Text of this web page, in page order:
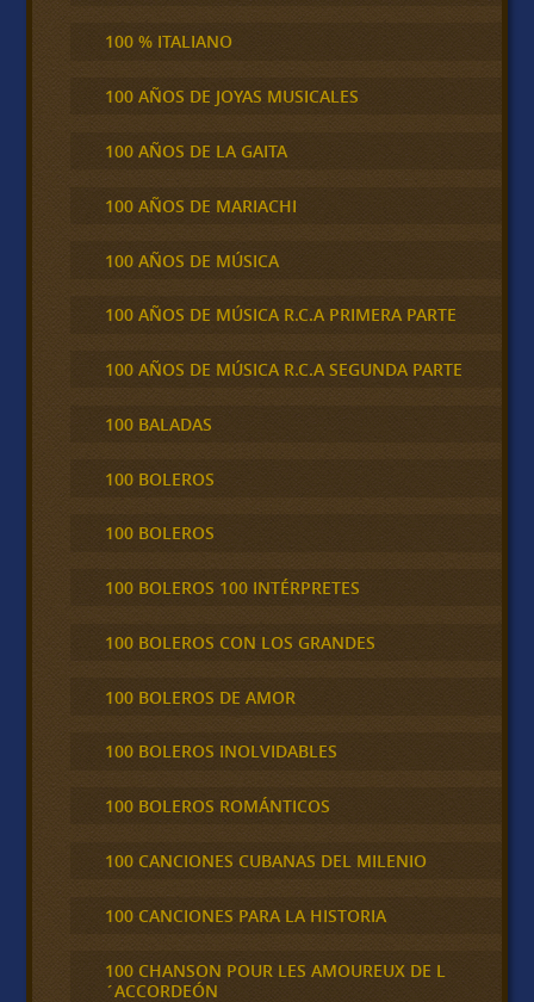
100 % ITALIANO
100 AÑOS DE JOYAS MUSICALES
100 AÑOS DE LA GAITA
100 AÑOS DE MARIACHI
100 AÑOS DE MÚSICA
100 AÑOS DE MÚSICA R.C.A PRIMERA PARTE
100 AÑOS DE MÚSICA R.C.A SEGUNDA PARTE
100 BALADAS
100 BOLEROS
100 BOLEROS
100 BOLEROS 100 INTÉRPRETES
100 BOLEROS CON LOS GRANDES
100 BOLEROS DE AMOR
100 BOLEROS INOLVIDABLES
100 BOLEROS ROMÁNTICOS
100 CANCIONES CUBANAS DEL MILENIO
100 CANCIONES PARA LA HISTORIA
100 CHANSON POUR LES AMOUREUX DE L
´ACCORDEÓN